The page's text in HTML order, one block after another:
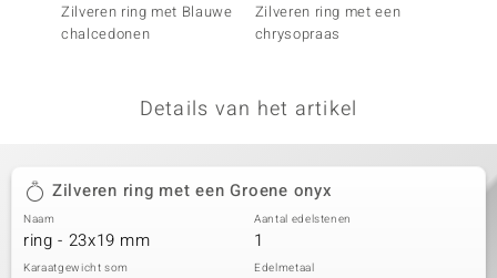
Zilveren ring met Blauwe
chalcedonen
Zilveren ring met een
chrysopraas
Details van het artikel
Zilveren ring met een Groene onyx
Naam
ring - 23x19 mm
Aantal edelstenen
1
Karaatgewicht som Edelmetaal